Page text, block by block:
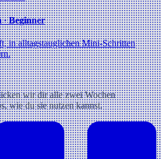
∙ Beginner
in alltagstauglichen Mini-Schritten
wir dir alle zwei Wochen
wie du sie nutzen kannst.